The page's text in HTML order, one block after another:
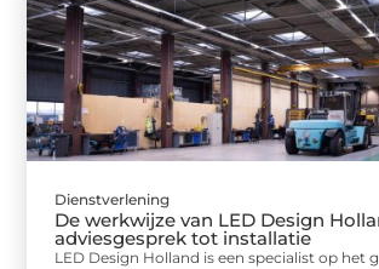
Dienstverlening
De werkwijze van LED Design
adviesgesprek tot installatie
LED Design Holland is een specialist op het